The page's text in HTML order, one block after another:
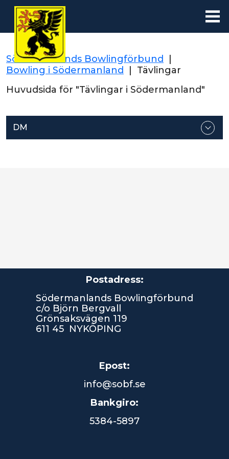
DM
Södermanlands Bowlingförbund
Bowling i Södermanland
Tävlingar
Huvudsida för "Tävlingar i Södermanland"
Postadress:
Södermanlands Bowlingförbund
c/o Björn Bergvall
Grönsaksvägen 119
611 45 NYKÖPING
Epost:
info@sobf.se
Bankgiro:
5384-5897